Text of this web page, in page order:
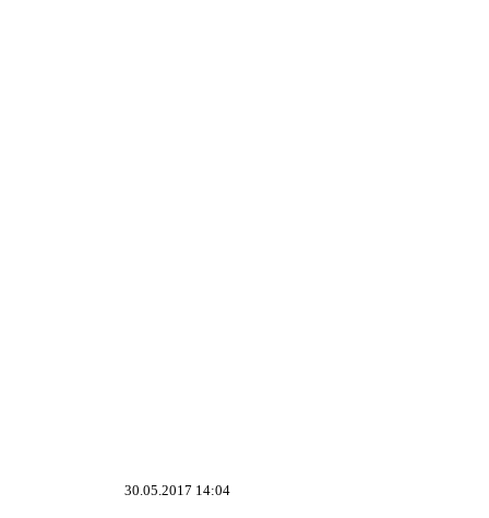
30.05.2017 14:04